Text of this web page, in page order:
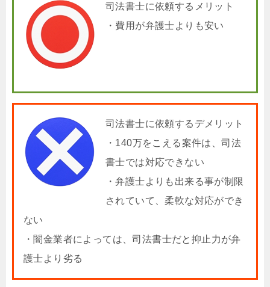
司法書士に依頼するメリット
・費用が弁護士よりも安い
司法書士に依頼するデメリット
・140万をこえる案件は、司法
書士では対応できない
・弁護士よりも出来る事が制限
されていて、柔軟な対応ができ
ない
・闇金業者によっては、司法書士だと抑止力が弁
護士より劣る